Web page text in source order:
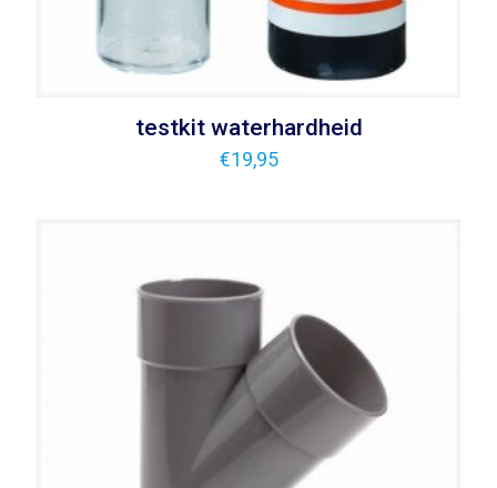
testkit waterhardheid
€19,95